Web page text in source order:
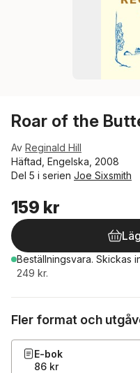
Roar of the
Av Reginald Hill
Häftad, Engelska, 2008
Del 5 i serien Joe Sixsmith
159 kr
Beställningsvara. Skickas
249 kr.
Fler format och
E-bok
86 kr